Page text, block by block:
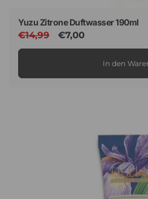
Yuzu Zitrone Duftwasser 190ml
Normaler
Preis
€14,99 Verkaufspreis
€7,00
In den